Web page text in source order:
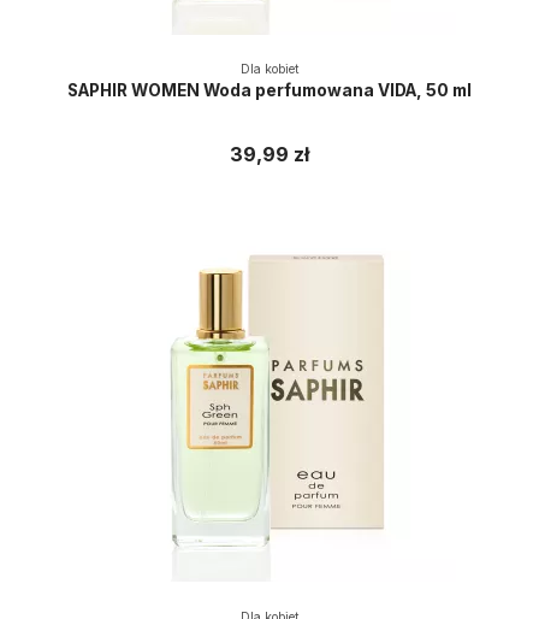
Dla kobiet
SAPHIR WOMEN Woda perfumowana VIDA, 50 ml
39,99 zł